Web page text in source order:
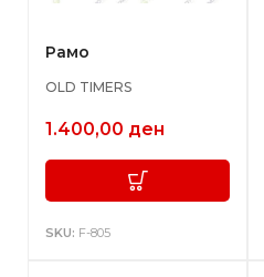
Рамо
OLD TIMERS
1.400,00 ден
SKU: F-805